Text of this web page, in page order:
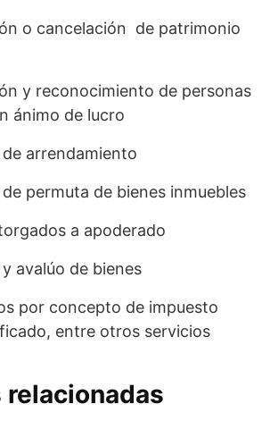
o cancelación de patrimonio
y reconocimiento de personas
ánimo de lucro
arrendamiento
permuta de bienes inmuebles
a apoderado
avalúo de bienes
por concepto de impuesto
entre otros servicios
relacionadas